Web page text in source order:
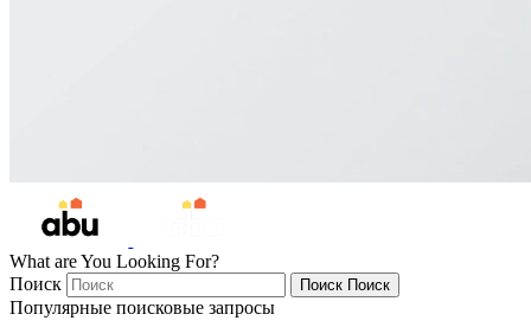
What are You Looking For?
Поиск
Поиск Поиск
Популярные поисковые запросы